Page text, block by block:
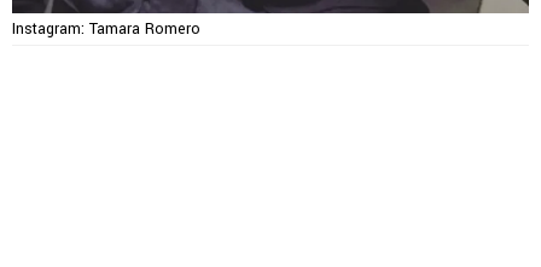
Instagram: Tamara Romero